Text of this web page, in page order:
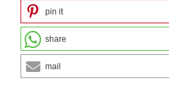
pin it
share
mail